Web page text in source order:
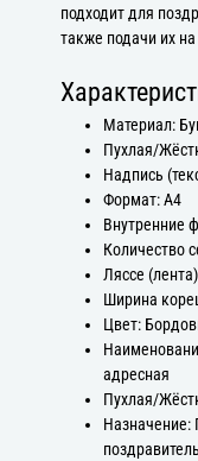
подходит для
также подачи их
Материал:
Пухлая/
Надпись
Формат: А4
Внутренние
Количество
Ляссе
Ширина
Цвет:
адресная
Пухлая/
Назначение: